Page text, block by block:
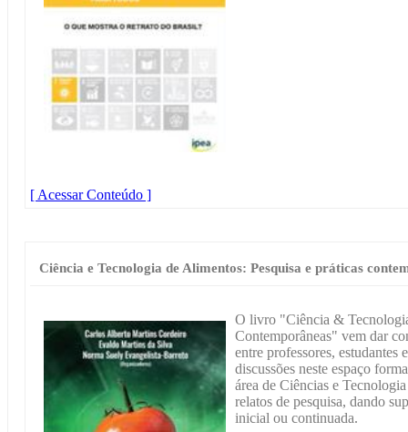
[ Acessar Conteúdo ]
Ciência e Tecnologia de Alimentos: Pesquisa e práticas
O livro "Ciência &
Contemporâneas" vem dar
entre professores, estudantes
discussões neste espaço
área de Ciências e
relatos de pesquisa, dando
inicial ou continuada.